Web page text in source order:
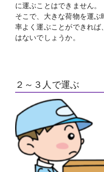
に運ぶことはできません。
そこで、大きな荷物を運
率よく運ぶことができれ
はないでしょうか。
２～３人で運ぶ